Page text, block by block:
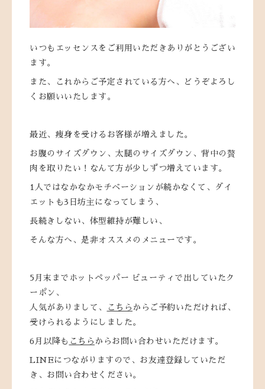
いつもエッセンスをご利用いただきありがとうござい
ます。
また、これからご予定されている方へ、どうぞよろし
くお願いいたします。
最近、痩身を受けるお客様が増えました。
お腹のサイズダウン、太腿のサイズダウン、背中の贅
肉を取りたい！なんて方が少しずつ増えています。
1人ではなかなかモチベーションが続かなくて、ダイ
エットも3日坊主になってしまう、
長続きしない、体型維持が難しい、
そんな方へ、是非オススメのメニューです。
5月末までホットペッパー ビューティで出していたク
ーポン、
人気がありまして、
こちら からご予約いただければ、
受けられるようにしました。
6月以降も こちら からお問い合わせいただけます。
LINEにつながりますので、お友達登録していただ
き、お問い合わせください。